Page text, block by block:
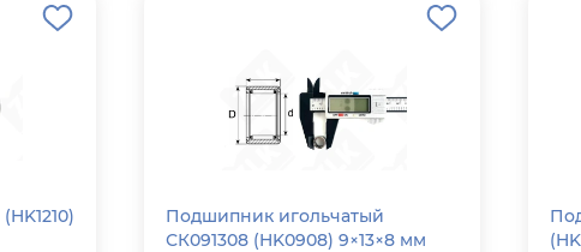
Подшипник игольчатый
СК091308 (HK0908) 9×13×8 мм